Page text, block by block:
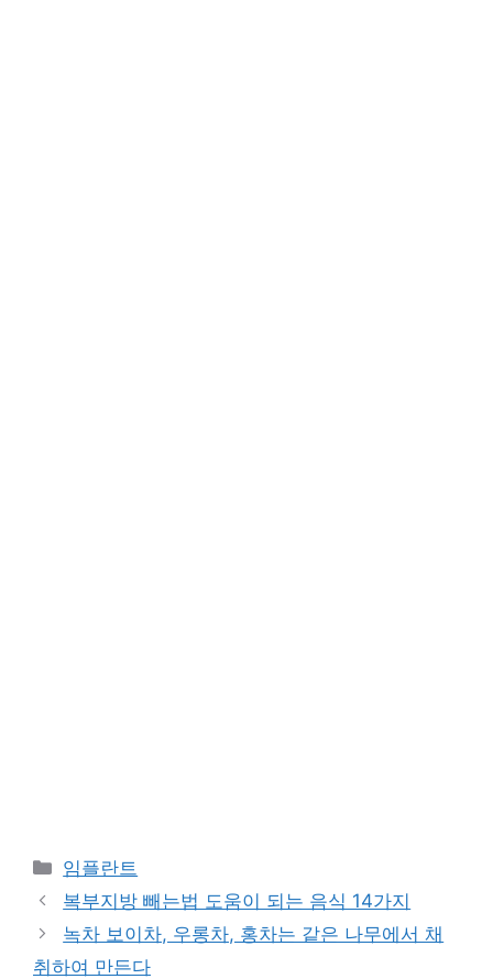
카
테
고
리
임플란트
복부지방 빼는법 도움이 되는 음식 14가지
녹차 보이차, 우롱차, 홍차는 같은 나무에서 채
취하여 만든다